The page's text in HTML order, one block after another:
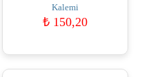
Kalemi
₺150,20